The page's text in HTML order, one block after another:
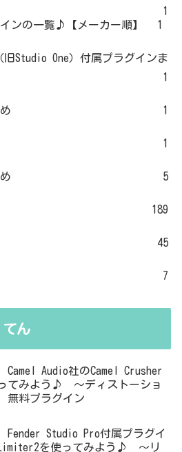
1
ンの一覧♪【メーカー順】
1
Studio One）付属プラグインま
1
1
1
5
189
45
7
ん
Camel Audio社のCamel Crusher
てみよう♪ ～ディストーショ
無料プラグイン
Fender Studio Pro付属プラグイ
を使ってみよう♪ ～リ